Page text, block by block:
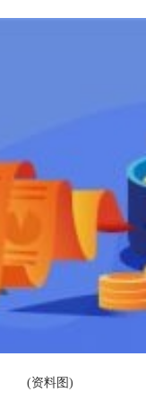
(资料图)